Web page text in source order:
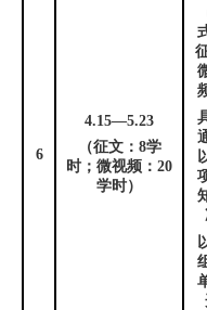
6
4.15—5.23
（征文： 8学
时；微视频： 20
学时）